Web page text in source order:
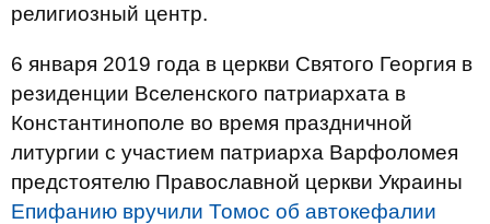
религиозный центр.
6 января 2019 года в церкви Святого Георгия в
резиденции Вселенского патриархата в
Константинополе во время праздничной
литургии с участием патриарха Варфоломея
предстоятелю Православной церкви Украины
Епифанию вручили Томос об автокефалии